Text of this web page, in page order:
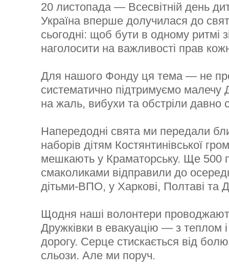
20 листопада — Всесвітній день
Україна вперше долучилася до
сьогодні: щоб бути в одному ритмі
наголосити на важливості прав
Для нашого Фонду ця тема — не
систематично підтримуємо малечу
на жаль, вибухи та обстріли давно
Напередодні свята ми передали
наборів дітям Костянтинівської
мешкають у Краматорську. Ще 500
смаколиками відправили до
дітьми-ВПО, у Харкові, Полтаві та
Щодня наші волонтери проводжають
Дружківки в евакуацію — з теплом
дорогу. Серце стискається від
сльози. Але ми поруч.